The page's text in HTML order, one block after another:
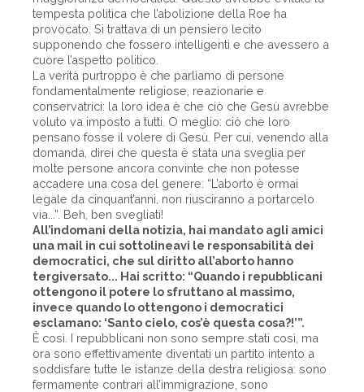
tempesta politica che l’abolizione della Roe ha
provocato. Si trattava di un pensiero lecito
supponendo che fossero intelligenti e che avessero a
cuore l’aspetto politico.
La verità purtroppo è che parliamo di persone
fondamentalmente religiose, reazionarie e
conservatrici: la loro idea è che ciò che Gesù avrebbe
voluto va imposto a tutti. O meglio: ciò che loro
pensano fosse il volere di Gesù. Per cui, venendo alla
domanda, direi che questa è stata una sveglia per
molte persone ancora convinte che non potesse
accadere una cosa del genere: “L’aborto è ormai
legale da cinquant’anni, non riusciranno a portarcelo
via...”. Beh, ben svegliati!
All’indomani della notizia, hai mandato agli amici
una mail in cui sottolineavi le responsabilità dei
democratici, che sul diritto all’aborto hanno
tergiversato... Hai scritto: “Quando i repubblicani
ottengono il potere lo sfruttano al massimo,
invece quando lo ottengono i democratici
esclamano: ‘Santo cielo, cos’è questa cosa?!’”.
È così. I repubblicani non sono sempre stati così, ma
ora sono effettivamente diventati un partito intento a
soddisfare tutte le istanze della destra religiosa: sono
fermamente contrari all’immigrazione, sono